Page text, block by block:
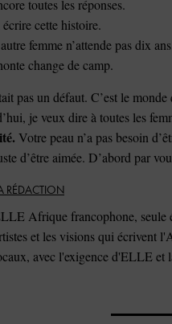
toutes les réponses.
cette histoire.
femme n’attende pas dix
change de camp.
pas un défaut. C’est le
je veux dire à toutes les
Votre peau n’a pas besoin
d’être aimée. D’abord par
RÉDACTION
Afrique francophone, seule
et les visions qui écrivent
avec l'exigence d'ELLE et